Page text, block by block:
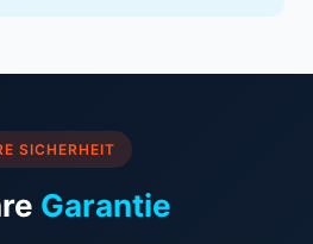
SICHERHEIT
Garantie